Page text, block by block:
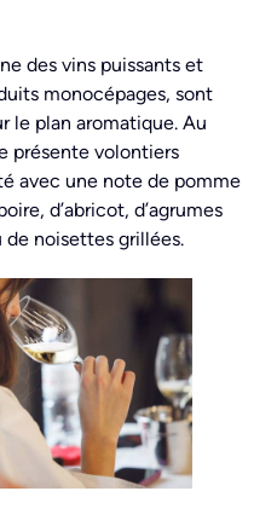
des vins puissants et
monocépages, sont
le plan aromatique. Au
présente volontiers
avec une note de pomme
d’abricot, d’agrumes
de noisettes grillées.